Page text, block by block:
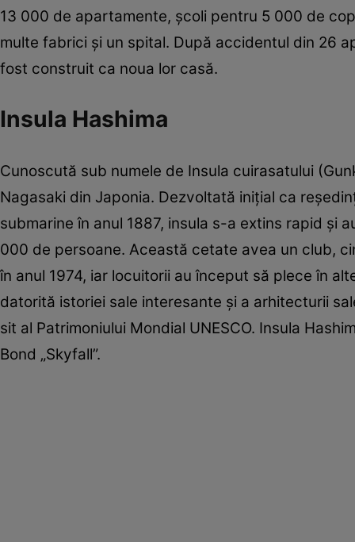
13 000 de apartamente, şcoli pentru 5 000 de
multe fabrici şi un spital. După accidentul din 26
fost construit ca noua lor casă.
Insula Hashima
Cunoscută sub numele de Insula cuirasatului
Nagasaki din Japonia. Dezvoltată iniţial ca
submarine în anul 1887, insula s-a extins rapid şi
000 de persoane. Această cetate avea un club,
în anul 1974, iar locuitorii au început să plece în
datorită istoriei sale interesante şi a arhitecturii
sit al Patrimoniului Mondial UNESCO. Insula
Bond „Skyfall”.